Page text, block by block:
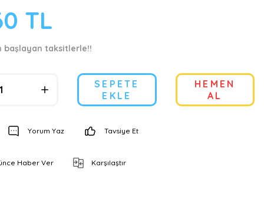
TL
başlayan taksitlerle!!
SEPETE
EKLE
HEMEN
AL
Yorum Yaz Tavsiye Et
Haber Ver Karşılaştır